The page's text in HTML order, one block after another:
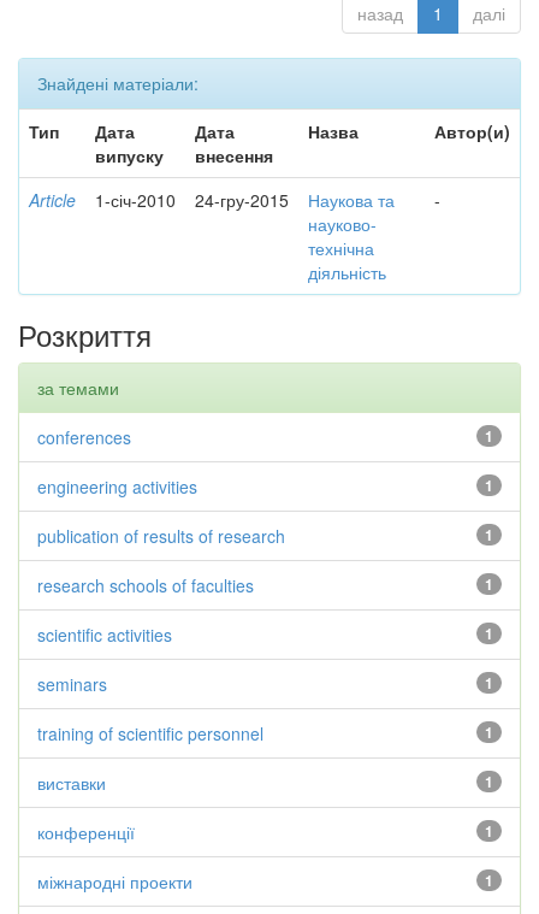
назад 1 далі
Знайдені матеріали:
Тип
Дата
випуску
Дата
внесення
Назва Автор(и)
Article 1-січ-2010 24-гру-2015
Наукова та
науково-
технічна
діяльність
-
Розкриття
за темами
1
conferences
1
engineering activities
1
publication of results of research
1
research schools of faculties
1
scientific activities
1
seminars
1
training of scientific personnel
1
виставки
1
конференції
1
міжнародні проекти